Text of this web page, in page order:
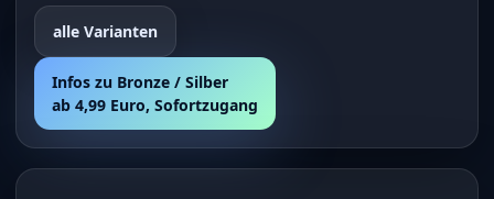
alle Varianten
Infos zu Bronze / Silber
ab 4,99 Euro, Sofortzugang